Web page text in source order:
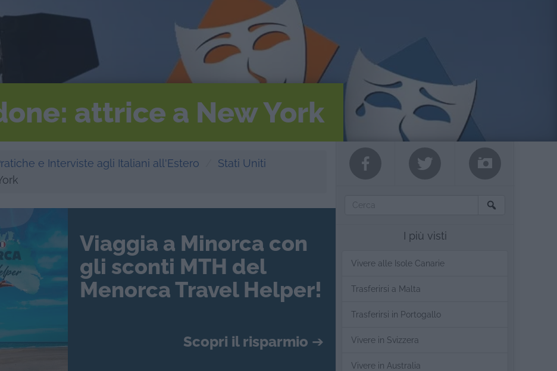
attrice a New York
e Interviste agli Italiani all'Estero
Stati Uniti
Viaggia a Minorca con
gli sconti MTH del
Menorca Travel Helper!
Scopri il risparmio ➔
I più visti
Vivere alle Isole Canarie
Trasferirsi a Malta
Trasferirsi in Portogallo
Vivere in Svizzera
Vivere in Australia